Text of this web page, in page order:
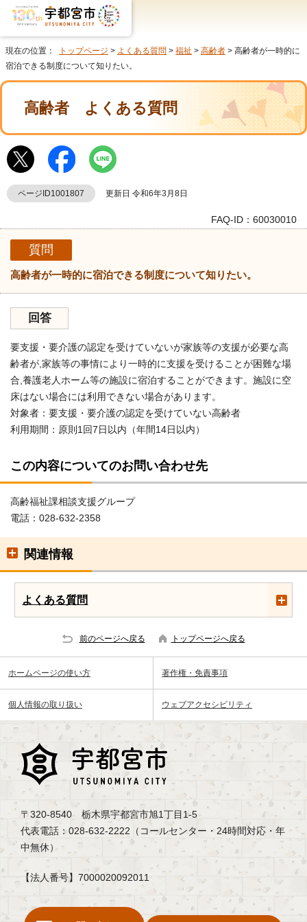
現在の位置： トップページ > よくある質問 > 福祉 > 高齢者 > 高齢者が一時的に
宿泊できる制度について知りたい。
高齢者 よくある質問
ページID1001807 更新日 令和6年3月8日
FAQ-ID：60030010
質問
高齢者が一時的に宿泊できる制度について知りたい。
回答
要支援・要介護の認定を受けていないが家族等の支援が必要な高
齢者が,家族等の事情により一時的に支援を受けることが困難な場
合,養護老人ホーム等の施設に宿泊することができます。施設に空
床はない場合には利用できない場合があります。
対象者：要支援・要介護の認定を受けていない高齢者
利用期間：原則1回7日以内（年間14日以内）
この内容についてのお問い合わせ先
高齢福祉課相談支援グループ
電話：028-632-2358
関連情報
よくある質問
前のページへ戻る トップページへ戻る
ホームページの使い方 著作権・免責事項
個人情報の取り扱い ウェブアクセシビリティ
〒320-8540 栃木県宇都宮市旭1丁目1-5
代表電話：028-632-2222（コールセンター・24時間対応・年
中無休）
【法人番号】7000020092011